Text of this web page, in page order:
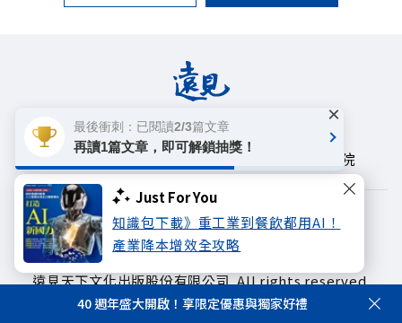
Just For You
知識包下載》重工業到餐飲都用AI！
產業降本增效全攻略
遠見雜誌 哈佛商業評論
未來親子學習平台
50+ 領導影響力學院
著作權聲明
隱私權政策
Copyright© 1999~2026
遠見天下文化出版股份有限公司. All rights reserved.
40 週年盛大開啟！享限定優惠與獨家好禮
最後衝刺：已閱讀2/3篇文章
再讀1篇文章，即可解鎖抽獎！
×